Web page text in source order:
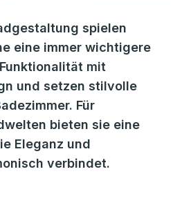
spielen
eine immer wichtigere
mit
und setzen stilvolle
Für
bieten sie eine
Eleganz und
verbindet.